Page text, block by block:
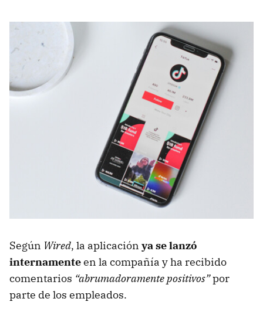
Según Wired, la aplicación ya se lanzó
internamenteen la compañía y ha recibido
comentarios “abrumadoramente positivos”por
parte de los empleados.